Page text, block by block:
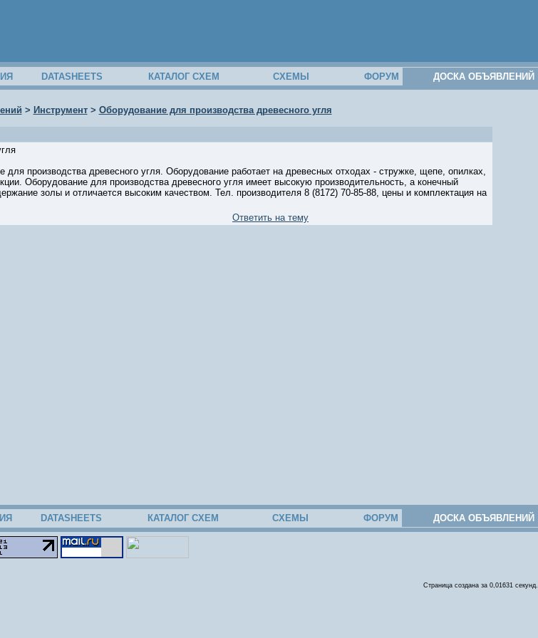
DATASHEETS КАТАЛОГ СХЕМ СХЕМЫ ФОРУМ ДОСКА ОБЪЯВЛЕНИЙ
> Инструмент> Оборудование для производства древесного угля
для производства древесного угля. Оборудование работает на древесных отходах - стружке, щепе, опилках,
Оборудование для производства древесного угля имеет высокую производительность, а конечный
золы и отличается высоким качеством. Тел. производителя 8 (8172) 70-85-88, цены и комплектация на
Ответить на тему
DATASHEETS КАТАЛОГ СХЕМ СХЕМЫ ФОРУМ ДОСКА ОБЪЯВЛЕНИЙ
Страница создана за 0,01631 секунд.